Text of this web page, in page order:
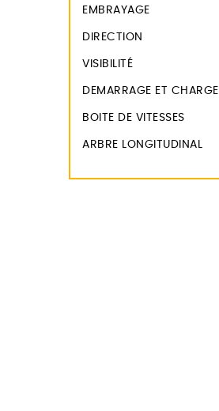
EMBRAYAGE
DIRECTION
VISIBILITÉ
DEMARRAGE ET CHARGE
BOITE DE VITESSES
ARBRE LONGITUDINAL